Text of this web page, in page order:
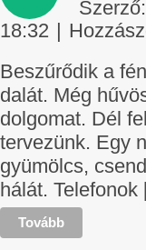
Szerző:
18:32 |
Beszűrődik a
dalát. Még
dolgomat. Dél
tervezünk. Egy
gyümölcs,
hálát.
Tovább